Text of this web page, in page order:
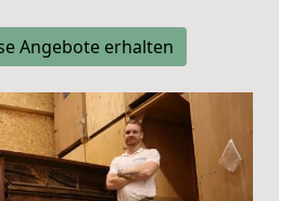
Angebote erhalten